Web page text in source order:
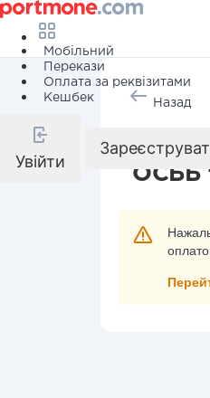
Мобільний
Перекази
Оплата за реквізитами
Кешбек
Увійти
Назад
ОСББ